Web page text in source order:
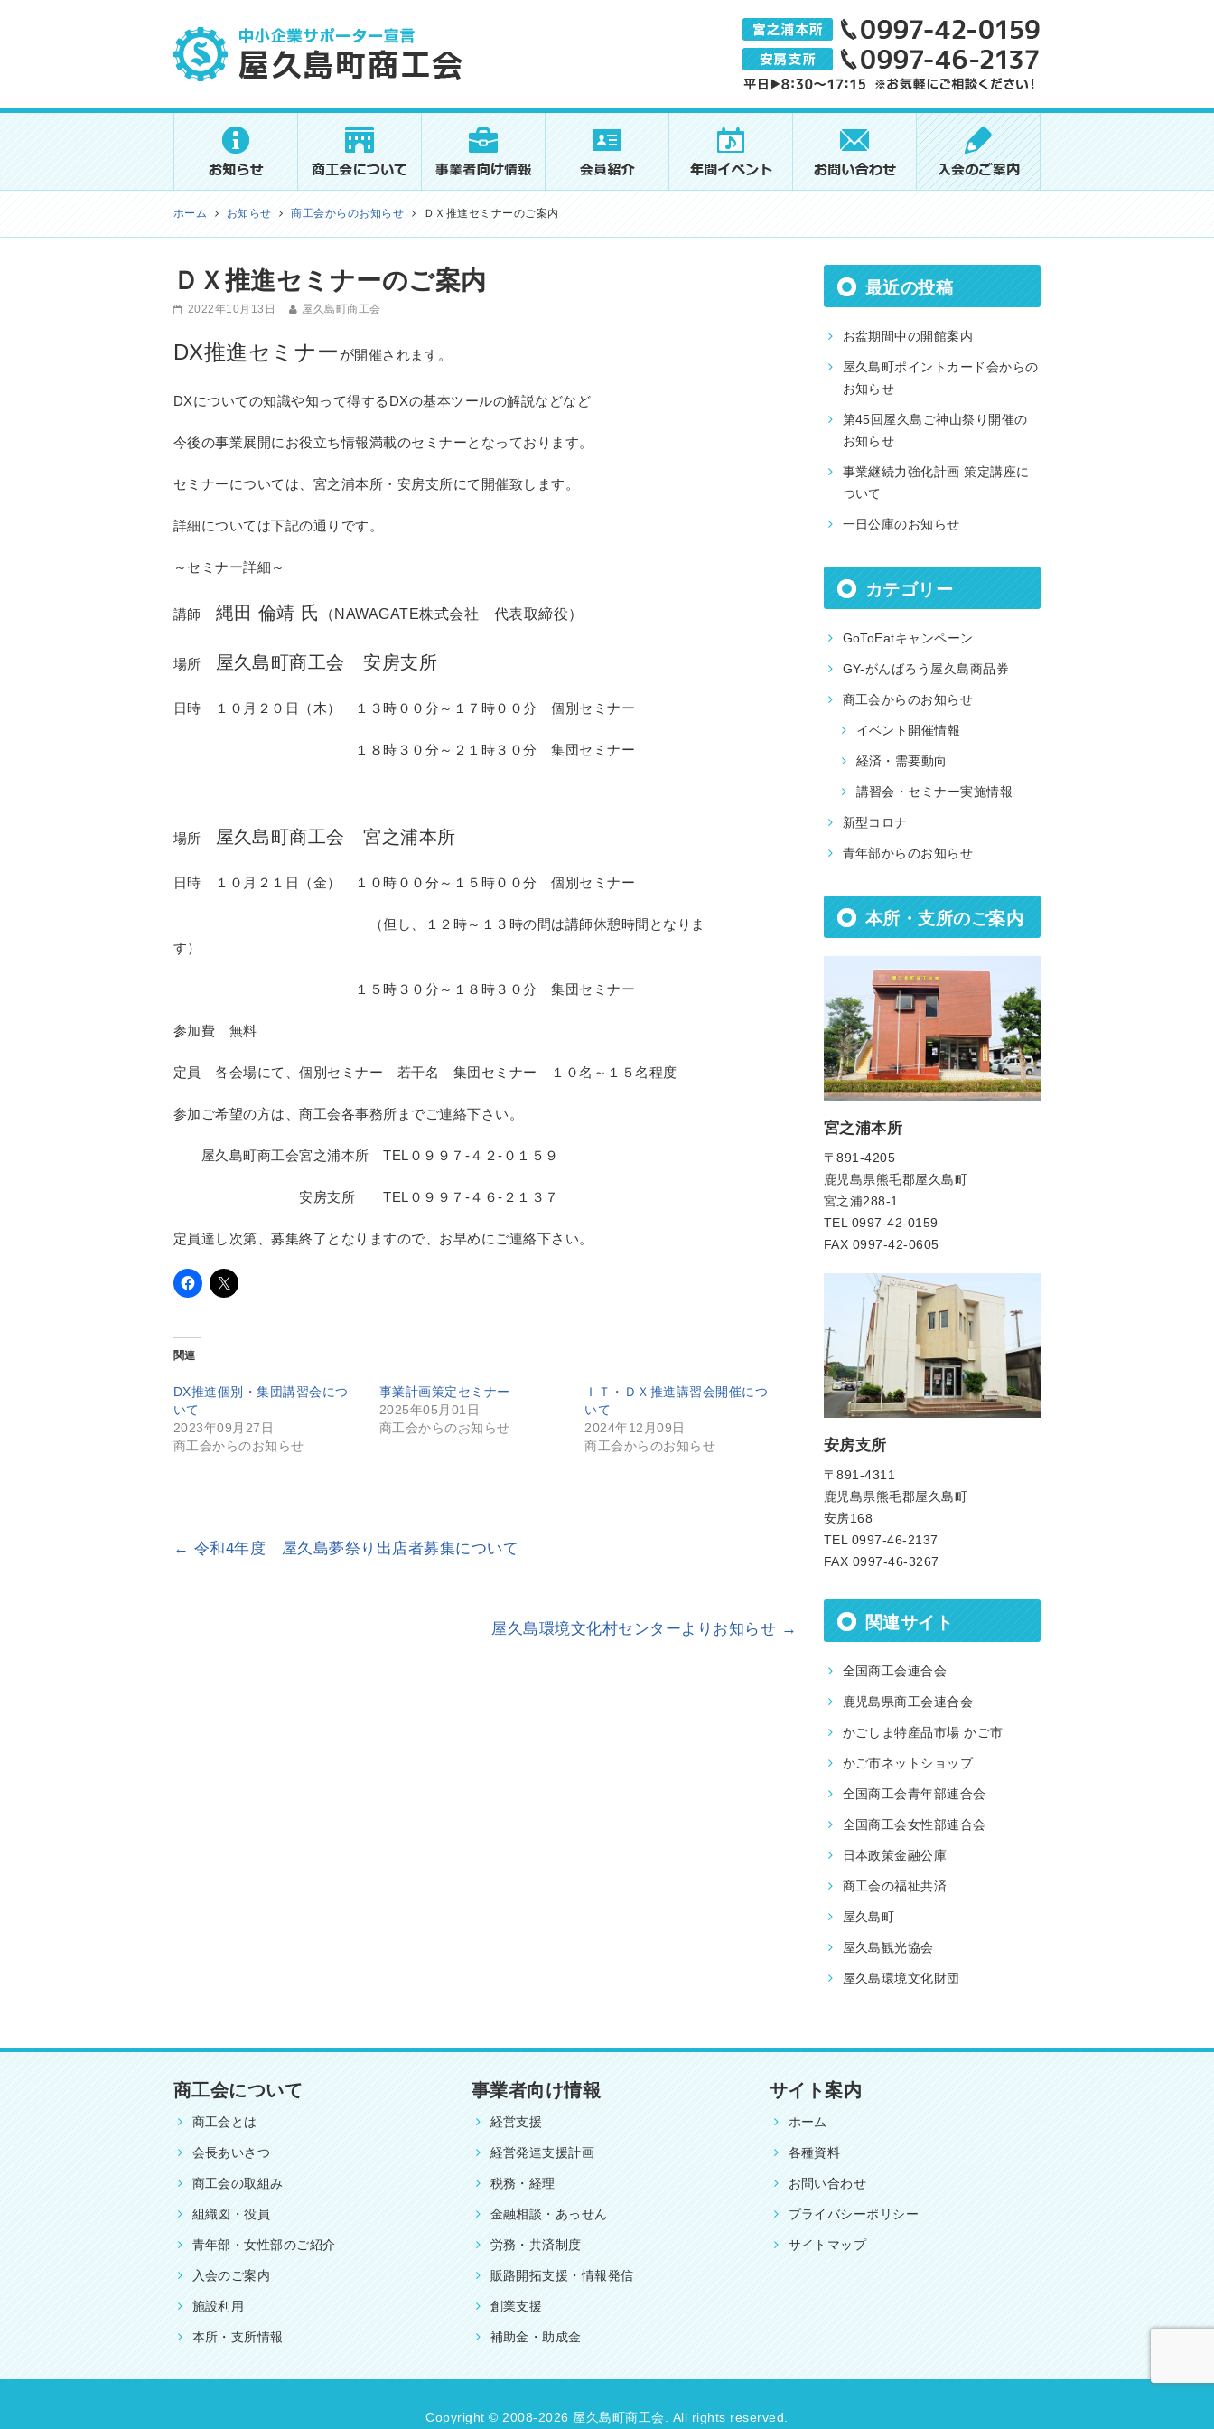
ホーム お知らせ 商工会からのお知らせ ＤＸ推進セミナーのご案内
ＤＸ推進セミナーのご案内
2022年10月13日 屋久島町商工会
DX推進セミナー が開催されます。
DXについての知識や知って得するDXの基本ツールの解説などなど
今後の事業展開にお役立ち情報満載のセミナーとなっております。
セミナーについては、宮之浦本所・安房支所にて開催致します。
詳細については下記の通りです。
～セミナー詳細～
講師 縄田 倫靖 氏 （NAWAGATE株式会社 代表取締役）
場所 屋久島町商工会 安房支所
日時 １０月２０日（木） １３時００分～１７時００分 個別セミナー
１８時３０分～２１時３０分 集団セミナー
場所 屋久島町商工会 宮之浦本所
日時 １０月２１日（金） １０時００分～１５時００分 個別セミナー
（但し、１２時～１３時の間は講師休憩時間となりま
す）
１５時３０分～１８時３０分 集団セミナー
参加費 無料
定員 各会場にて、個別セミナー 若干名 集団セミナー １０名～１５名程度
参加ご希望の方は、商工会各事務所までご連絡下さい。
屋久島町商工会宮之浦本所 TEL０９９７-４２-０１５９
安房支所 TEL０９９７-４６-２１３７
定員達し次第、募集終了となりますので、お早めにご連絡下さい。
関連
DX推進個別・集団講習会につ
いて
2023年09月27日
商工会からのお知らせ
事業計画策定セミナー
2025年05月01日
商工会からのお知らせ
ＩＴ・ＤＸ推進講習会開催につ
いて
2024年12月09日
商工会からのお知らせ
← 令和4年度 屋久島夢祭り出店者募集について
屋久島環境文化村センターよりお知らせ →
最近の投稿
お盆期間中の開館案内
屋久島町ポイントカード会からの
お知らせ
第45回屋久島ご神山祭り開催の
お知らせ
事業継続力強化計画 策定講座に
ついて
一日公庫のお知らせ
カテゴリー
GoToEatキャンペーン
GY-がんばろう屋久島商品券
商工会からのお知らせ
イベント開催情報
経済・需要動向
講習会・セミナー実施情報
新型コロナ
青年部からのお知らせ
本所・支所のご案内
宮之浦本所
〒891-4205
鹿児島県熊毛郡屋久島町
宮之浦288-1
TEL 0997-42-0159
FAX 0997-42-0605
安房支所
〒891-4311
鹿児島県熊毛郡屋久島町
安房168
TEL 0997-46-2137
FAX 0997-46-3267
関連サイト
全国商工会連合会
鹿児島県商工会連合会
かごしま特産品市場 かご市
かご市ネットショップ
全国商工会青年部連合会
全国商工会女性部連合会
日本政策金融公庫
商工会の福祉共済
屋久島町
屋久島観光協会
屋久島環境文化財団
商工会について
商工会とは
会長あいさつ
商工会の取組み
組織図・役員
青年部・女性部のご紹介
入会のご案内
施設利用
本所・支所情報
事業者向け情報
経営支援
経営発達支援計画
税務・経理
金融相談・あっせん
労務・共済制度
販路開拓支援・情報発信
創業支援
補助金・助成金
サイト案内
ホーム
各種資料
お問い合わせ
プライバシーポリシー
サイトマップ
Copyright © 2008-2026 屋久島町商工会. All rights reserved.